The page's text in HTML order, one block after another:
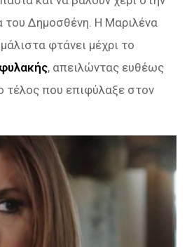
του Δημοσθένη. Η Μαριλένα
φτάνει μέχρι το
φυλακής, απειλώντας ευθέως
τέλος που επιφύλαξε στον